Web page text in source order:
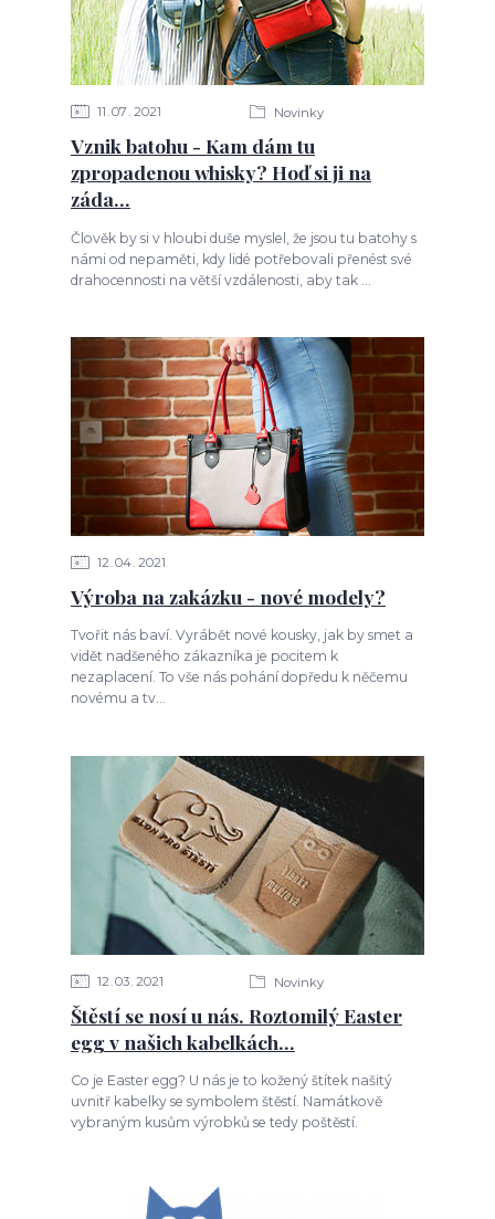
11 07 2021 Novinky
Vznik batohu - Kam dám tu
zpropadenou whisky? Hoď si ji na
záda...
Člověk by si v hloubi duše myslel, že jsou tu batohy s
námi od nepaměti, kdy lidé potřebovali přenést své
drahocennosti na větší vzdálenosti, aby tak ...
12 04 2021
Výroba na zakázku - nové modely?
Tvořit nás baví. Vyrábět nové kousky, jak by smet a
vidět nadšeného zákazníka je pocitem k
nezaplacení. To vše nás pohání dopředu k něčemu
novému a tv...
12 03 2021 Novinky
Štěstí se nosí u nás. Roztomilý Easter
egg v našich kabelkách...
Co je Easter egg? U nás je to kožený štítek našitý
uvnitř kabelky se symbolem štěstí. Namátkově
vybraným kusům výrobků se tedy poštěstí.